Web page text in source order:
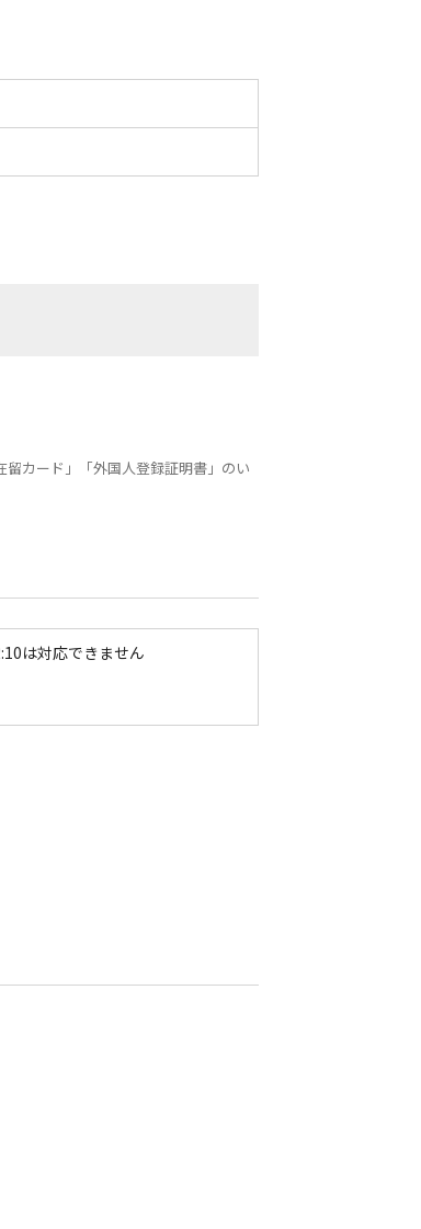
カード」「外国人登録証明書」のい
は対応できません